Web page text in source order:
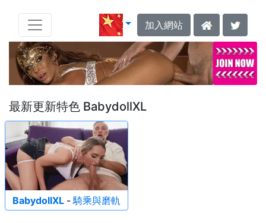
加入網站
最新更新特色 BabydollXL
BabydollXL - 騎乘與磨軌